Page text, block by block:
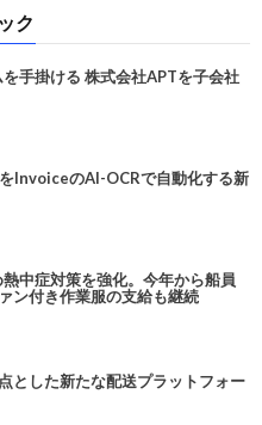
ク
手掛ける 株式会社APTを子会社
InvoiceのAI-OCRで自動化する新
中症対策を強化。今年から船員
ン付き作業服の支給も継続
とした新たな配送プラットフォー